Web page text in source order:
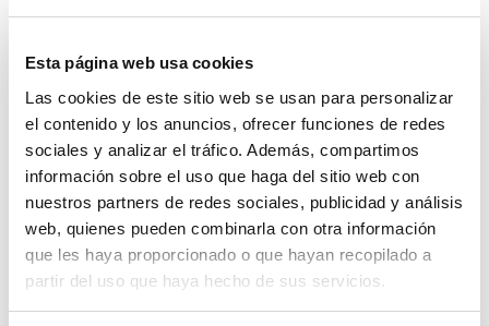
Esta página web usa cookies
Las cookies de este sitio web se usan para personalizar
el contenido y los anuncios, ofrecer funciones de redes
sociales y analizar el tráfico. Además, compartimos
información sobre el uso que haga del sitio web con
nuestros partners de redes sociales, publicidad y análisis
web, quienes pueden combinarla con otra información
que les haya proporcionado o que hayan recopilado a
partir del uso que haya hecho de sus servicios.